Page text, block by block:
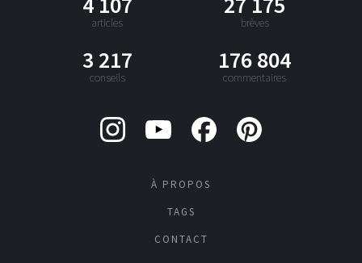
articles brèves
3 217
conseils
176 804
commentaires
À PROPOS
TAGS
CONTACT